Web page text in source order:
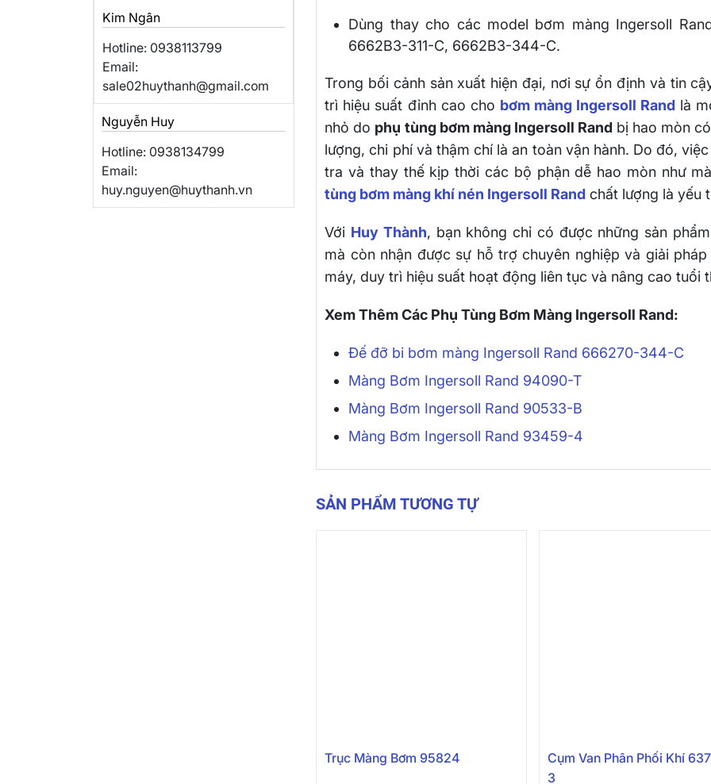
Kim Ngân
Hotline: 0938113799
Email:
sale02huythanh@gmail.com
Nguyễn Huy
Hotline: 0938134799
Email:
huy.nguyen@huythanh.vn
Dùng thay cho các model bơm màng Ingersoll
6662B3-311-C, 6662B3-344-C.
Trong bối cảnh sản xuất hiện đại, nơi sự ổn định và tin
trì hiệu suất đỉnh cao cho bơm màng Ingersoll Rand là
nhỏ do phụ tùng bơm màng Ingersoll Randbị hao mòn
lượng, chi phí và thậm chí là an toàn vận hành. Do đó,
tra và thay thế kịp thời các bộ phận dễ hao mòn như
tùng bơm màng khí nén Ingersoll Rand chất lượng là yếu
Với Huy Thành, bạn không chỉ có được những sản
mà còn nhận được sự hỗ trợ chuyên nghiệp và giải
máy, duy trì hiệu suất hoạt động liên tục và nâng cao tuổi
Xem Thêm Các Phụ Tùng Bơm Màng Ingersoll Rand:
Đế đỡ bi bơm màng Ingersoll Rand 666270-344-C
Màng Bơm Ingersoll Rand 94090-T
Màng Bơm Ingersoll Rand 90533-B
Màng Bơm Ingersoll Rand 93459-4
SẢN PHẨM TƯƠNG TỰ
Trục Màng Bơm 95824
Cụm Van Phân Phối Khí
3